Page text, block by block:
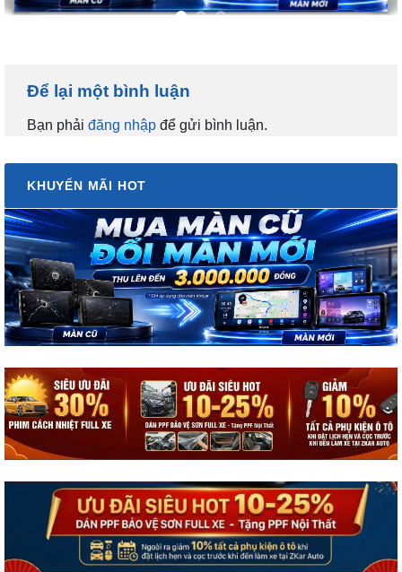
Để lại một bình luận
Bạn phải đăng nhập để gửi bình luận.
KHUYẾN MÃI HOT